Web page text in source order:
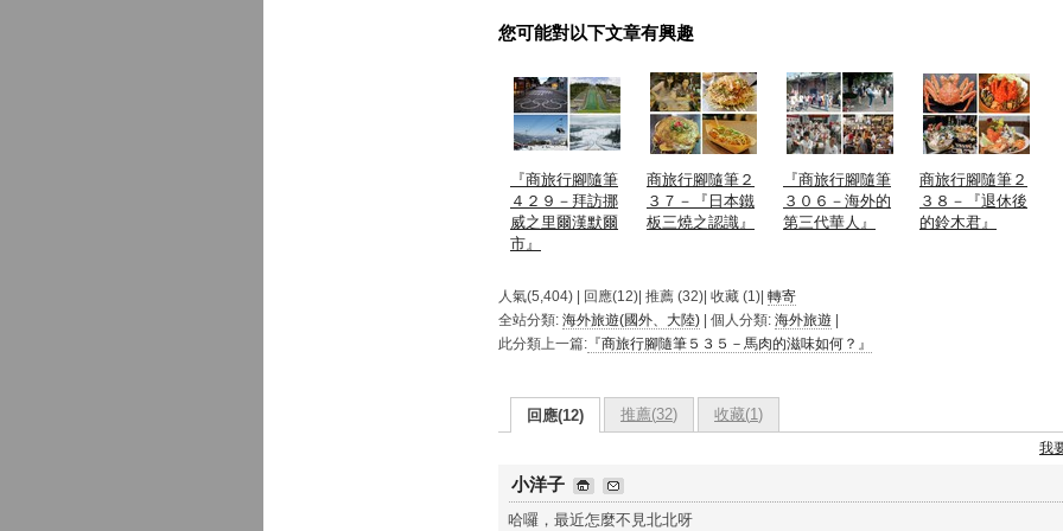
您可能對以下文章有興趣
『商旅行腳隨筆
４２９－拜訪挪
威之里爾漢默爾
市』
商旅行腳隨筆２
３７－『日本鐵
板三燒之認識』
『商旅行腳隨筆
３０６－海外的
第三代華人』
商旅行腳隨筆２
３８－『退休後
的鈴木君』
人氣(5,404) | 回應(12)| 推薦 (32)| 收藏 (1)| 轉寄
全站分類: 海外旅遊(國外、大陸) | 個人分類: 海外旅遊
此分類上一篇: 『商旅行腳隨筆５３５－馬肉的滋味如何？』
回應(12) 推薦(32) 收藏(1)
我
小洋子
哈囉，最近怎麼不見北北呀